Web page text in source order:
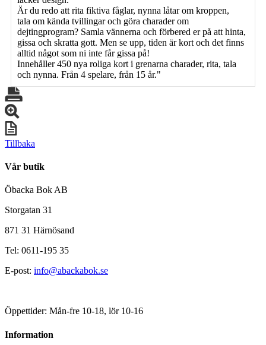
Är du redo att rita fiktiva fåglar, nynna låtar om kroppen,
tala om kända tvillingar och göra charader om
dejtingprogram? Samla vännerna och förbered er på att hinta,
gissa och skratta gott. Men se upp, tiden är kort och det finns
alltid något som ni inte får gissa på!
Innehåller 450 nya roliga kort i grenarna charader, rita, tala
och nynna. Från 4 spelare, från 15 år."
Tillbaka
Vår butik
Öbacka Bok AB
Storgatan 31
871 31 Härnösand
Tel: 0611-195 35
E-post: info@abackabok.se
Öppettider: Mån-fre 10-18, lör 10-16
Information